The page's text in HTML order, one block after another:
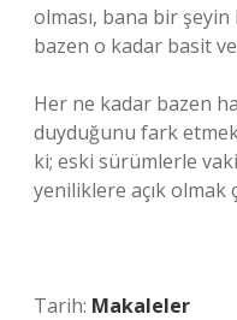
olması, bana bir şeyin
bazen o kadar basit
Her ne kadar bazen
duyduğunu fark
ki; eski sürümlerle
yeniliklere açık olmak
Tarih: Makaleler